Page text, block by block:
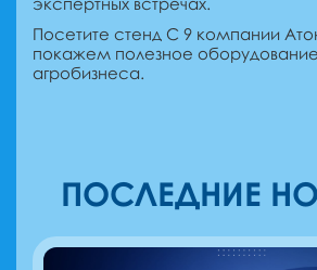
Посетите стенд С 9 компании
покажем полезное
агробизнеса.
ПОСЛЕДНИЕ